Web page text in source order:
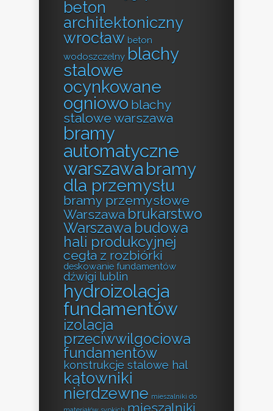
beton
architektoniczny
wrocław beton
wodoszczelny blachy
stalowe
ocynkowane
ogniowo blachy
stalowe warszawa
bramy
automatyczne
warszawa bramy
dla przemysłu
bramy przemysłowe
Warszawa brukarstwo
Warszawa budowa
hali produkcyjnej
cegła z rozbiórki
deskowanie fundamentów
dźwigi lublin
hydroizolacja
fundamentów
izolacja
przeciwwilgociowa
fundamentów
konstrukcje stalowe hal
kątowniki
nierdzewne mieszalniki do
mieszalniki